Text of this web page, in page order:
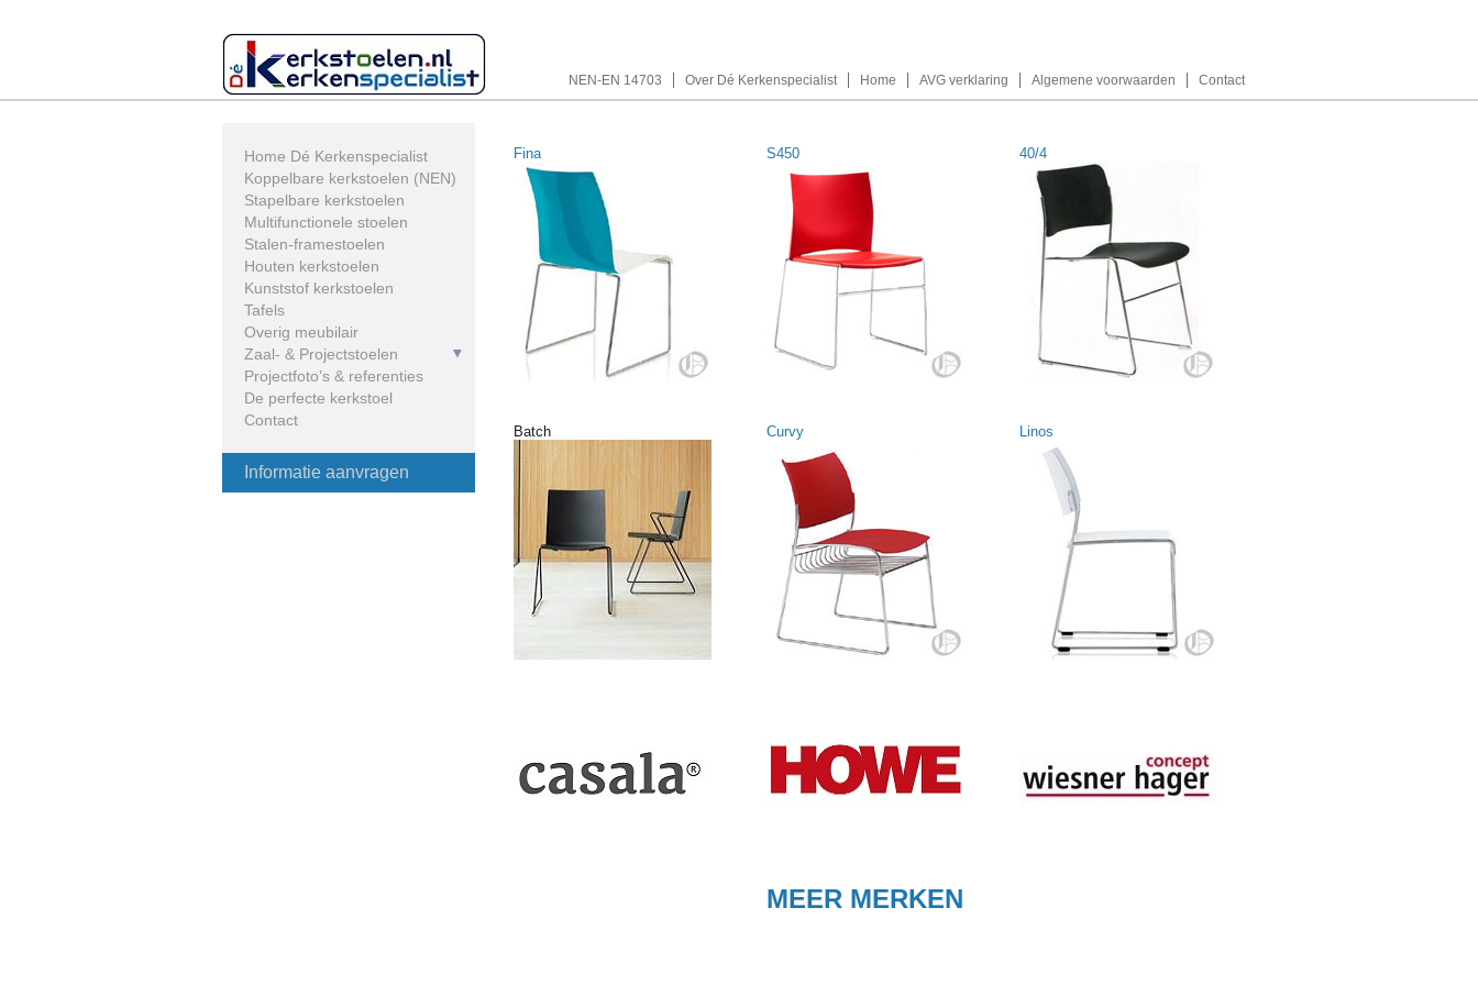
NEN-EN 14703 Over Dé Kerkenspecialist Home AVG verklaring Algemene voorwaarden Contact
Home Dé Kerkenspecialist
Koppelbare kerkstoelen (NEN)
Stapelbare kerkstoelen
Multifunctionele stoelen
Stalen-framestoelen
Houten kerkstoelen
Kunststof kerkstoelen
Tafels
Overig meubilair
Zaal- & Projectstoelen
Projectfoto’s & referenties
De perfecte kerkstoel
Contact
Informatie aanvragen
Fina
Batch
S450
Curvy
MEER MERKEN
40/4
Linos